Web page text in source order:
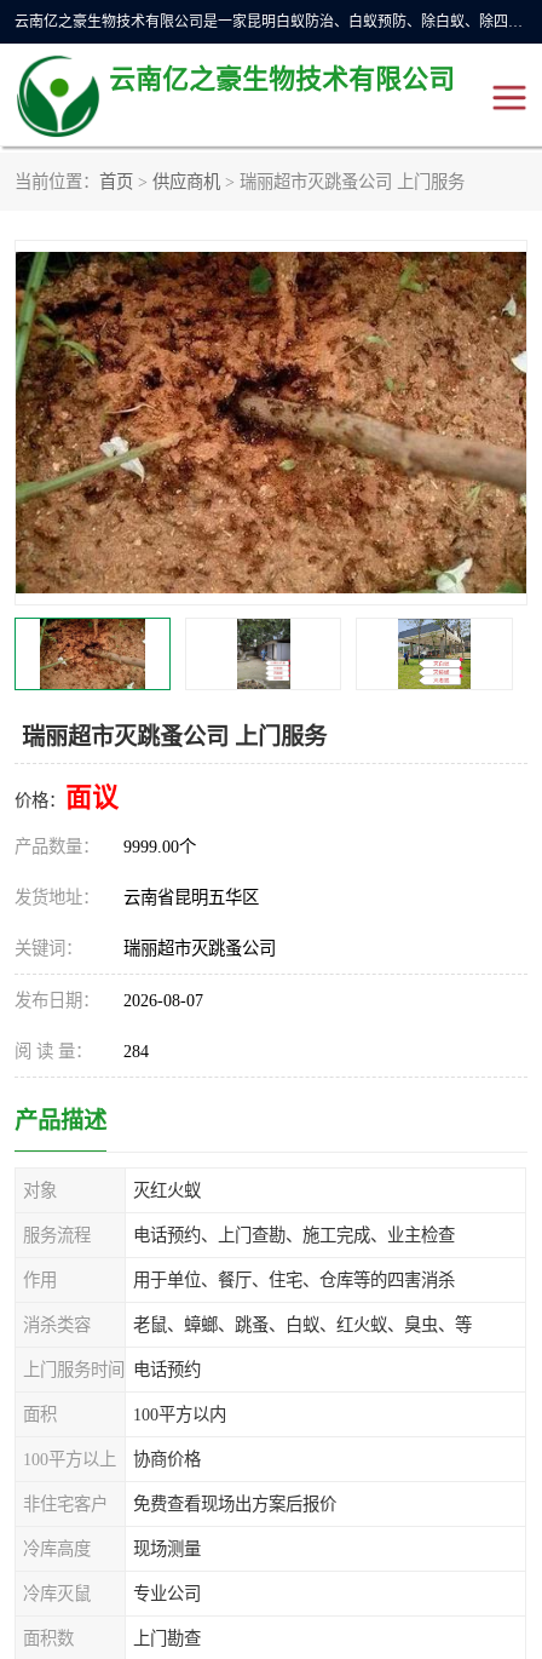
云南亿之豪生物技术有限公司是一家昆明白蚁防治、白蚁预防、除白蚁、除四害、灭蟑螂、消毒等业务的公司，公司致力于诚信经营、科技良好、讲究信誉、造福社会的理念，坚持走技术化、服务统一化,竭诚以优良的施工质量、主动的跟进服务、的管理经验，以诚信取于社会，立足于社会。
云南亿之豪生物技术有限公司
当前位置： 首页 > 供应商机 > 瑞丽超市灭跳蚤公司 上门服务
瑞丽超市灭跳蚤公司 上门服务
价格： 面议
产品数量： 9999.00个
发货地址： 云南省昆明五华区
关键词： 瑞丽超市灭跳蚤公司
发布日期： 2026-08-07
阅 读 量： 284
产品描述
对象 灭红火蚁
服务流程 电话预约、上门查勘、施工完成、业主检查
作用 用于单位、餐厅、住宅、仓库等的四害消杀
消杀类容 老鼠、蟑螂、跳蚤、白蚁、红火蚁、臭虫、等
上门服务时间 电话预约
面积 100平方以内
100平方以上 协商价格
非住宅客户 免费查看现场出方案后报价
冷库高度 现场测量
冷库灭鼠 专业公司
面积数 上门勘查
昆明灭蟑螂 昆明杀虫
昆明除四害 昆明消杀公司
昆明消毒公司 昆明灭红火蚁公司
昆明驱蛇公司 昆明除虫除蚁